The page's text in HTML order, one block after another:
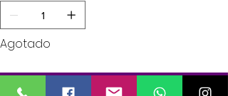
Agotado
Notificar al estar disponible